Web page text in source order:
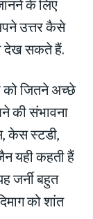
के लिए
उत्तर कैसे
देख सकते हैं.
को जितने अच्छे
संभावना
केस स्टडी,
यही कहती हैं
जर्नी बहुत
को शांत